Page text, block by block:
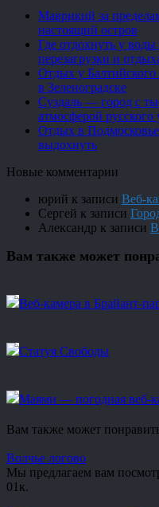
Маврикий за
настоящий остров
Где отдохнуть у
перезагрузки и
Отдых у
в Зеленоградске
Суздаль — город с
атмосферой русского
Отдых в
выдохнуть
Новые комментарии
юрий к записи Веб-
Сергей к записи
Александр к записи
Вам также может
Веб-камера в Брайант-
Статуя Свободы
Маями — погодная веб-
Вам также может
Волчье логово
Мы предлагаем вам
01к.